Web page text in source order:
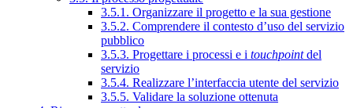
3.5.1. Organizzare il progetto e la sua gestione
3.5.2. Comprendere il contesto d’uso del servizio
pubblico
3.5.3. Progettare i processi e i touchpointdel
servizio
3.5.4. Realizzare l’interfaccia utente del servizio
3.5.5. Validare la soluzione ottenuta